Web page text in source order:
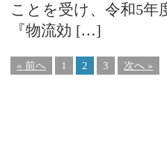
ことを受け、令和5年
『物流効 […]
« 前へ 1 2 3 次へ »